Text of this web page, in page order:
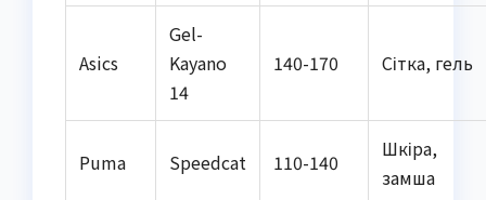
Asics
Gel-
Kayano
14
140-170 Сітка, гель
Puma Speedcat 110-140
Шкіра,
замша